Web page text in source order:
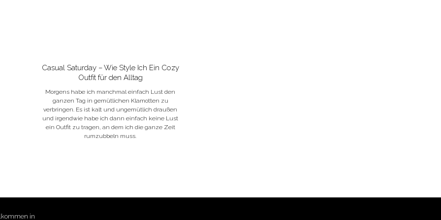
Casual Saturday – Wie Style Ich Ein Cozy
Outfit für den Alltag
Morgens habe ich manchmal einfach Lust den
ganzen Tag in gemütlichen Klamotten zu
verbringen. Es ist kalt und ungemütlich draußen
und irgendwie habe ich dann einfach keine Lust
ein Outfit zu tragen, an dem ich die ganze Zeit
rumzubbeln muss.
in